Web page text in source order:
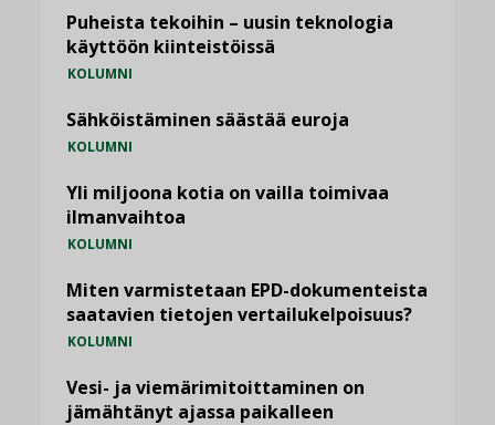
Puheista tekoihin – uusin teknologia
käyttöön kiinteistöissä
KOLUMNI
Sähköistäminen säästää euroja
KOLUMNI
Yli miljoona kotia on vailla toimivaa
ilmanvaihtoa
KOLUMNI
Miten varmistetaan EPD-dokumenteista
saatavien tietojen vertailukelpoisuus?
KOLUMNI
Vesi- ja viemärimitoittaminen on
jämähtänyt ajassa paikalleen